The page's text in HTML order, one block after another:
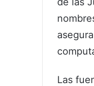
Las